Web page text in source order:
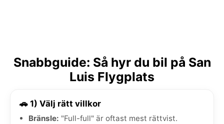
Snabbguide: Så hyr du bil på San
Luis Flygplats
🚗 1) Välj rätt villkor
Bränsle: "Full-full" är oftast mest rättvist.